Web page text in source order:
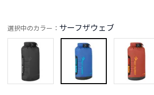
選択中のカラー： サーフザウェブ